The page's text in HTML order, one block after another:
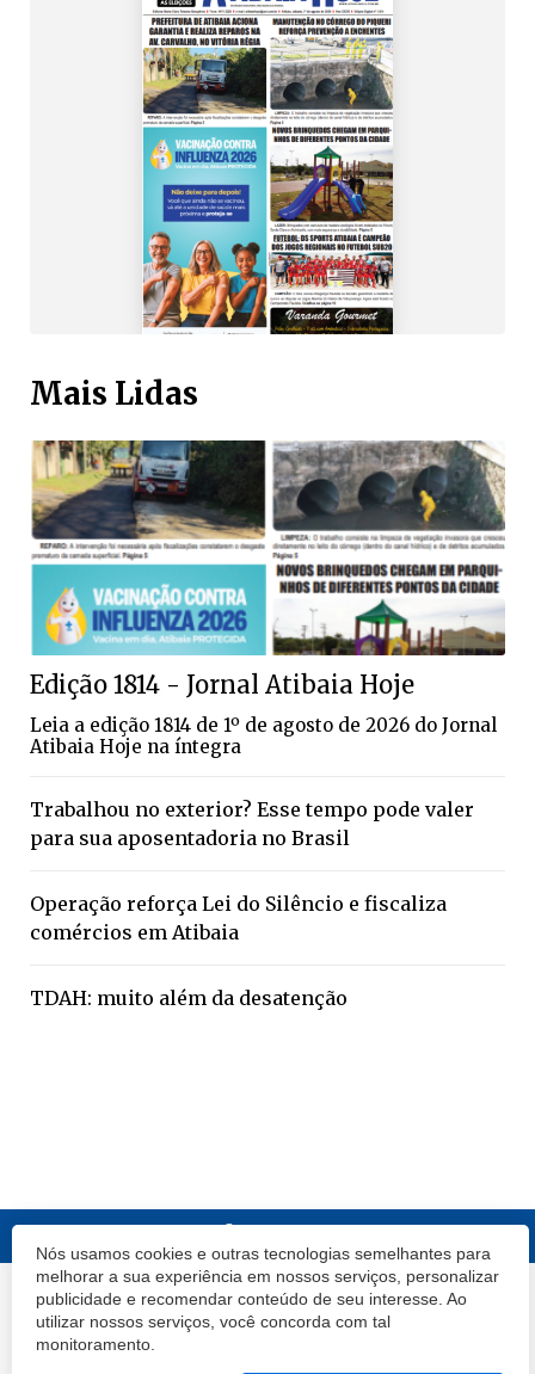
Nós usamos cookies e outras tecnologias semelhantes para
melhorar a sua experiência em nossos serviços, personalizar
publicidade e recomendar conteúdo de seu interesse. Ao
utilizar nossos serviços, você concorda com tal
monitoramento.
Mais Lidas
Edição 1814 - Jornal Atibaia Hoje
Leia a edição 1814 de 1º de agosto de 2026 do Jornal
Atibaia Hoje na íntegra
Trabalhou no exterior? Esse tempo pode valer
para sua aposentadoria no Brasil
Operação reforça Lei do Silêncio e fiscaliza
comércios em Atibaia
TDAH: muito além da desatenção
© 2020 Atibaia Hoje.Todos os direitos reservados.Desenvolvido por
Termos e Políticas de Uso